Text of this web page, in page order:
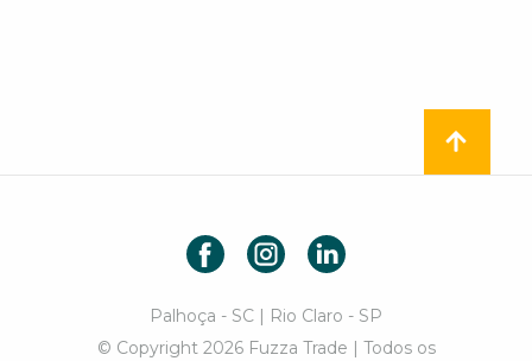
Palhoça - SC | Rio Claro - SP
© Copyright 2026 Fuzza Trade | Todos os
FacebookInstagram